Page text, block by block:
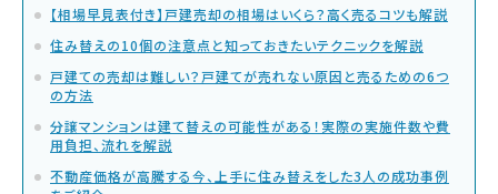
【相場早見表付き】戸建売却の相場はいくら？高く売るコツも解説
住み替えの10個の注意点と知っておきたいテクニックを解説
戸建ての売却は難しい？戸建てが売れない原因と売るための6つ
の方法
分譲マンションは建て替えの可能性がある！実際の実施件数や費
用負担、流れを解説
不動産価格が高騰する今、上手に住み替えをした3人の成功事例